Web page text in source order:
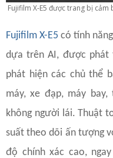
Fujifilm X-E5 được trang bị cảm
Fujifilm X-E5 có tính
dựa trên AI, được phát
phát hiện các chủ thể
máy, xe đạp, máy
không người lái. Thuật
suất theo dõi ấn tượng
độ chính xác cao,